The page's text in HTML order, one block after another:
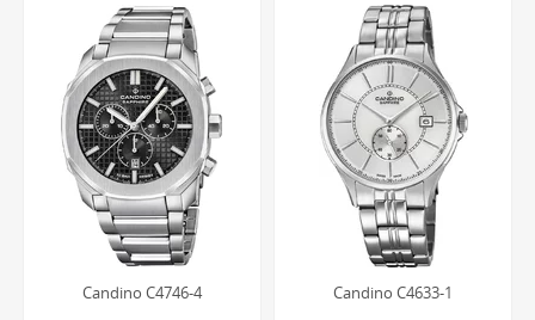
Candino C4746-4 Candino C4633-1